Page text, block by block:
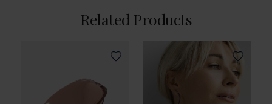
Related Products